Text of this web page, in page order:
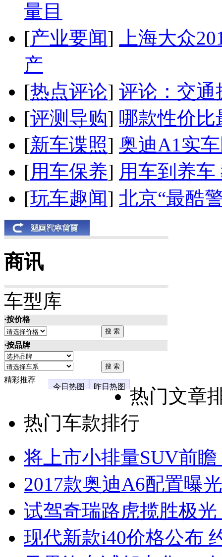
量目
[产业要闻]
上海大众
产
[热点评论] 评论：交通
[评测导购] 哪款性价比
[新车谍照] 奥迪A1实
[用车保养] 用车到养
[玩车趣闻] 北京“最酷
商讯
车型库
·按价格
·按品牌
精彩推荐
今日热图
昨日热图
热门文章
热门车款排行
将上市小排量SUV前
2017款奥迪A6配置曝
试驾奇瑞路虎揽胜极
现代新款i40价格公布